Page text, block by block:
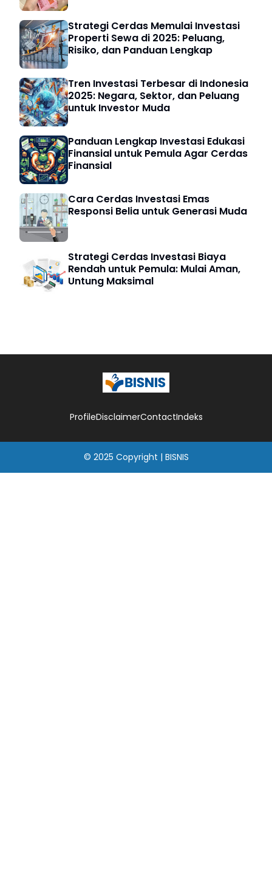
Strategi Cerdas Memulai Investasi
Properti Sewa di 2025: Peluang,
Risiko, dan Panduan Lengkap
Tren Investasi Terbesar di Indonesia
2025: Negara, Sektor, dan Peluang
untuk Investor Muda
Panduan Lengkap Investasi Edukasi
Finansial untuk Pemula Agar Cerdas
Finansial
Cara Cerdas Investasi Emas
Responsi Belia untuk Generasi Muda
Strategi Cerdas Investasi Biaya
Rendah untuk Pemula: Mulai Aman,
Untung Maksimal
ProfileDisclaimerContactIndeks
© 2025 Copyright | BISNIS